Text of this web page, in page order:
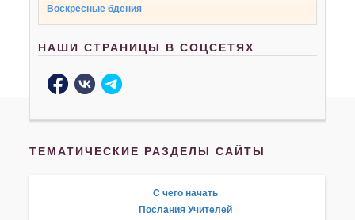
Воскресные бдения
НАШИ СТРАНИЦЫ В СОЦСЕТЯХ
ТЕМАТИЧЕСКИЕ РАЗДЕЛЫ САЙТЫ
С чего начать
Послания Учителей